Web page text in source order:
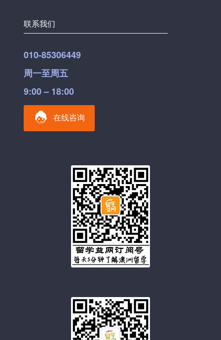
联系我们
010-85306449
周一至周五
9:00 – 18:00
在线咨询